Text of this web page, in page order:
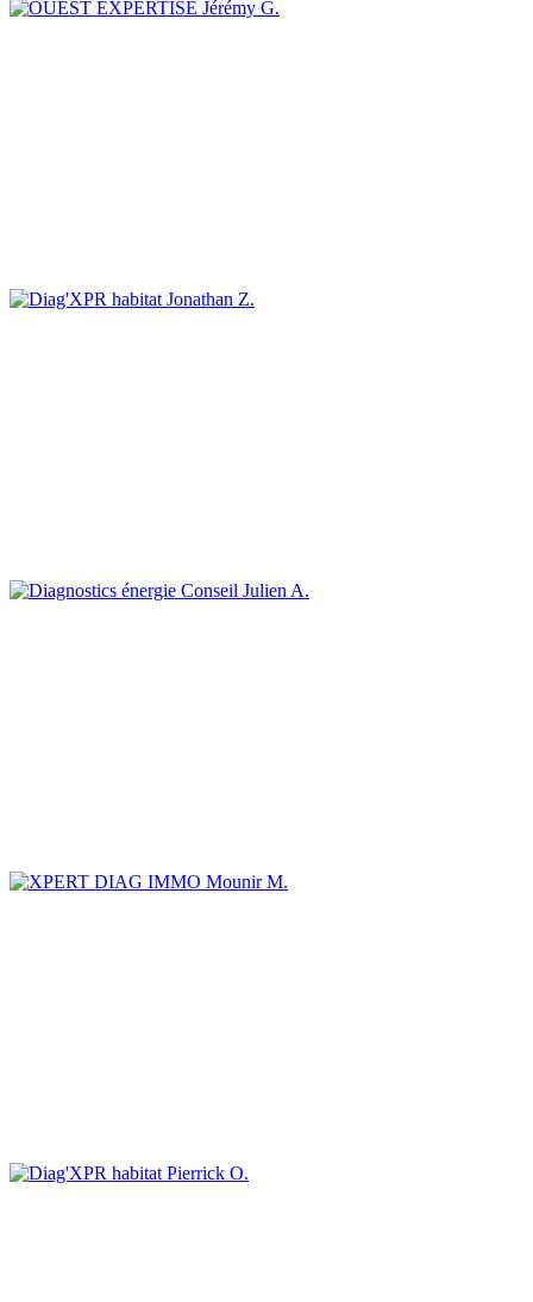
Jérémy G.
Jonathan Z.
Julien A.
Mounir M.
Pierrick O.